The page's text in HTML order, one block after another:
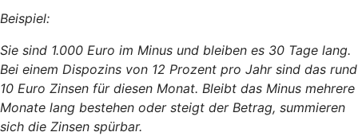
Beispiel:
Sie sind 1.000 Euro im Minus und bleiben es 30 Tage lang.
Bei einem Dispozins von 12 Prozent pro Jahr sind das rund
10 Euro Zinsen für diesen Monat. Bleibt das Minus mehrere
Monate lang bestehen oder steigt der Betrag, summieren
sich die Zinsen spürbar.